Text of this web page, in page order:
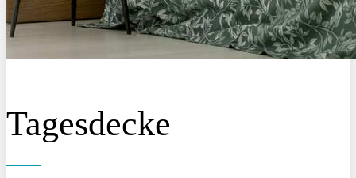
Tagesdecke